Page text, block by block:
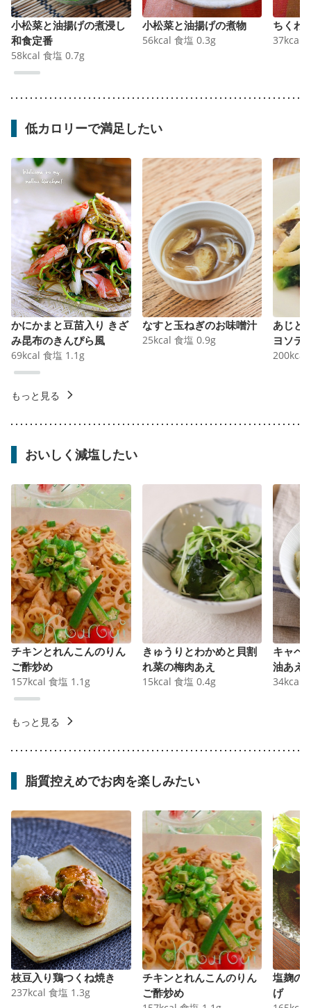
小松菜と油揚げの煮浸し
和食定番
58kcal 食塩 0.7g
小松菜と油揚げの煮物
56kcal 食塩 0.3g
ちくわ
37kcal
低カロリーで満足したい
かにかまと豆苗入り きざ
み昆布のきんぴら風
69kcal 食塩 1.1 g
なすと玉ねぎのお味噌汁
25kcal 食塩 0.9g
あじと
ヨソテ
200kcal
もっと見る
おいしく減塩したい
チキンとれんこんのりん
ご酢炒め
157kcal 食塩 1.1 g
きゅうりとわかめと貝割
れ菜の梅肉あえ
15kcal 食塩 0.4g
キャベ
油あえ
34kcal
もっと見る
脂質控えめでお肉を楽しみたい
枝豆入り鶏つくね焼き
237kcal 食塩 1.3g
チキンとれんこんのりん
ご酢炒め
塩麹の
げ